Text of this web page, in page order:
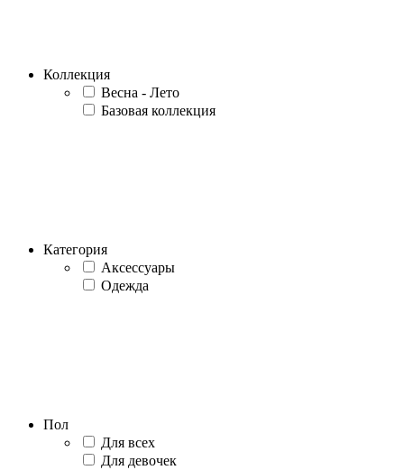
Коллекция
Весна - Лето
Базовая коллекция
Категория
Аксессуары
Одежда
Пол
Для всех
Для девочек